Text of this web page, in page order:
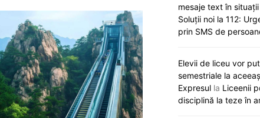
mesaje text în
Soluții noi la 112:
prin SMS de
Elevii de liceu vor
semestriale la
Expresul la Liceenii
disciplină la teze în